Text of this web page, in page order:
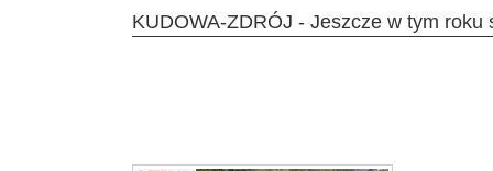
KUDOWA-ZDRÓJ - Jeszcze w tym